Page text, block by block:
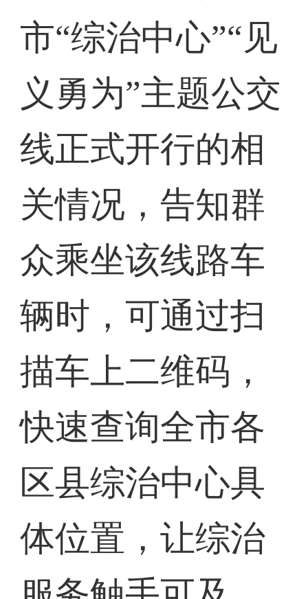
市“综治中心”“见
义勇为”主题公交
线正式开行的相
关情况，告知群
众乘坐该线路车
辆时，可通过扫
描车上二维码，
快速查询全市各
区县综治中心具
体位置，让综治